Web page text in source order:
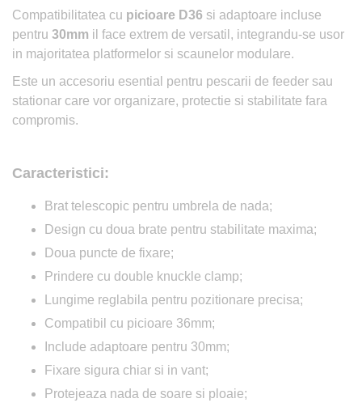
Compatibilitatea cu picioare D36 si adaptoare incluse
pentru 30mm il face extrem de versatil, integrandu-se usor
in majoritatea platformelor si scaunelor modulare.
Este un accesoriu esential pentru pescarii de feeder sau
stationar care vor organizare, protectie si stabilitate fara
compromis.
Caracteristici:
Brat telescopic pentru umbrela de nada;
Design cu doua brate pentru stabilitate maxima;
Doua puncte de fixare;
Prindere cu double knuckle clamp;
Lungime reglabila pentru pozitionare precisa;
Compatibil cu picioare 36mm;
Include adaptoare pentru 30mm;
Fixare sigura chiar si in vant;
Protejeaza nada de soare si ploaie;